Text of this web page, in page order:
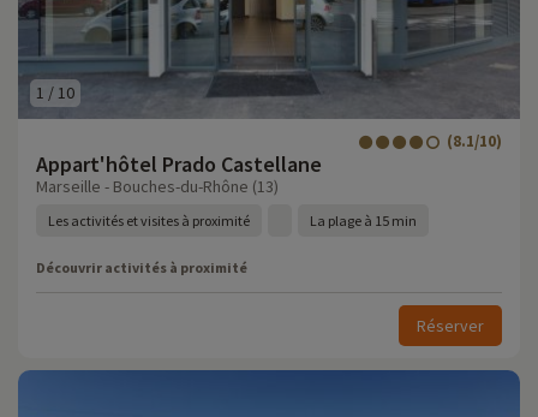
1 / 10
Appart'hôtel Prado Castellane
(8.1/10)
Marseille - Bouches-du-Rhône (13)
Les activités et visites à proximité La plage à 15 min
Découvrir activités à proximité
Réserver